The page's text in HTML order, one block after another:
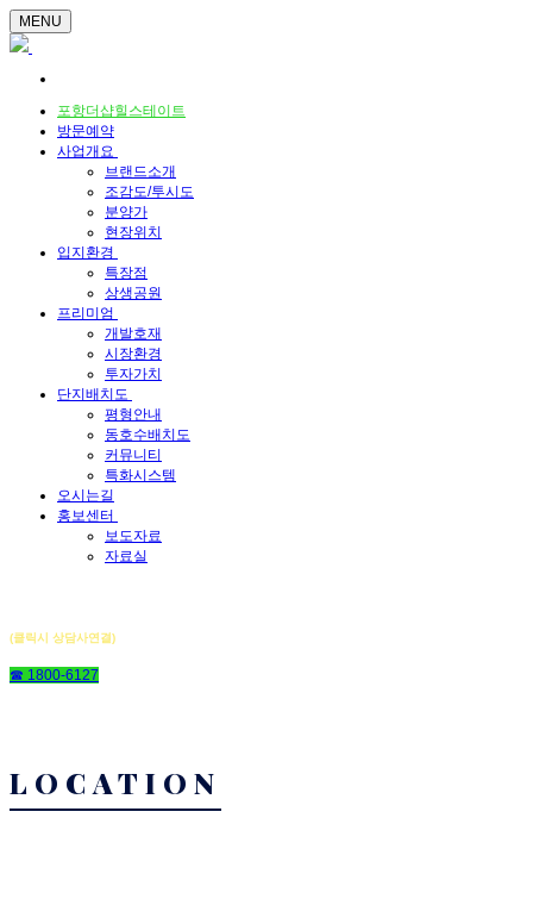
MENU
포항더샵힐스테이트
방문예약
사업개요
브랜드소개
조감도/투시도
분양가
현장위치
입지환경
특장점
상생공원
프리미엄
개발호재
시장환경
투자가치
단지배치도
평형안내
동호수배치도
커뮤니티
특화시스템
오시는길
홍보센터
보도자료
자료실
(클릭시 상담사연결)
☎ 1800-6127
LOCATION